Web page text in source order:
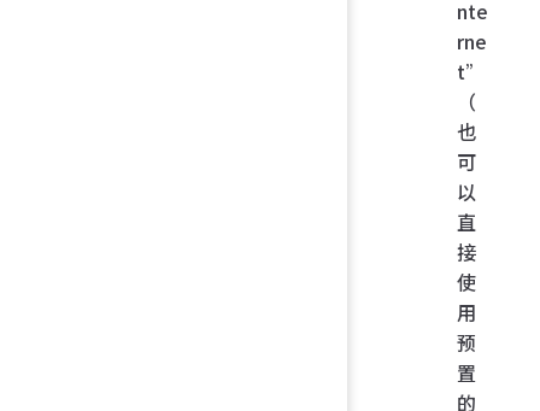
nte
rne
t”
（
也
可
以
直
接
使
用
预
置
的